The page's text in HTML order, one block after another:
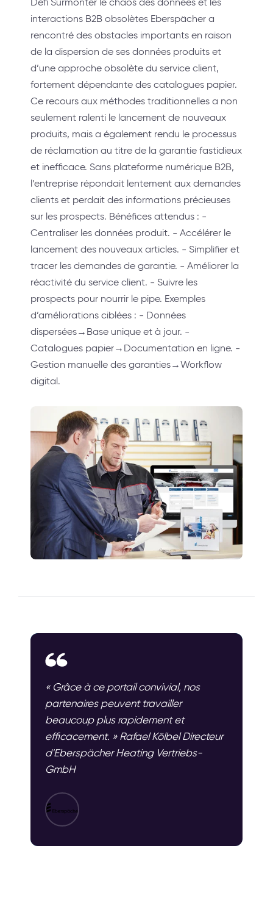
interactions B2B obsolètes Eberspächer a
rencontré des obstacles importants en raison
de la dispersion de ses données produits et
d’une approche obsolète du service client,
fortement dépendante des catalogues papier.
Ce recours aux méthodes traditionnelles a non
seulement ralenti le lancement de nouveaux
produits, mais a également rendu le processus
de réclamation au titre de la garantie fastidieux
et inefficace. Sans plateforme numérique B2B,
l’entreprise répondait lentement aux demandes
clients et perdait des informations précieuses
sur les prospects. Bénéfices attendus : -
Centraliser les données produit. - Accélérer le
lancement des nouveaux articles. - Simplifier et
tracer les demandes de garantie. - Améliorer la
réactivité du service client. - Suivre les
prospects pour nourrir le pipe. Exemples
d’améliorations ciblées : - Données
dispersées→Base unique et à jour. -
Catalogues papier→Documentation en ligne. -
Gestion manuelle des garanties→Workflow
digital.
« Grâce à ce portail convivial, nos
partenaires peuvent travailler
beaucoup plus rapidement et
efficacement. » Rafael Kölbel Directeur
d'Eberspächer Heating Vertriebs-
GmbH